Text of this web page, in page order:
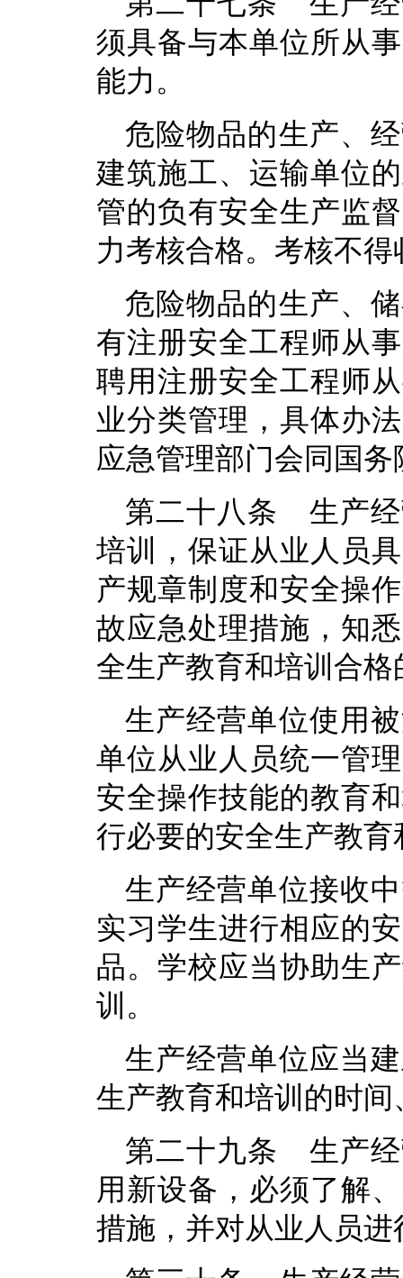
须具备与本单位所从
能力。
危险物品的生产、
建筑施工、运输单位
管的负有安全生产监
力考核合格。考核不得
危险物品的生产、
有注册安全工程师从
聘用注册安全工程师
业分类管理，具体办
应急管理部门会同国
第二十八条 生产经
培训，保证从业人员
产规章制度和安全操
故应急处理措施，知
全生产教育和培训合
生产经营单位使用
单位从业人员统一管
安全操作技能的教育
行必要的安全生产教育
生产经营单位接收
实习学生进行相应的
品。学校应当协助生
训。
生产经营单位应当
生产教育和培训的时
第二十九条 生产经
用新设备，必须了解
措施，并对从业人员